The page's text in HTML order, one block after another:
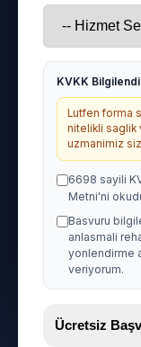
KVKK
Lutfen forma
nitelikli saglik
uzmanimiz
6698 sayili
Metni'ni
Basvuru
anlasmali
yonlendirme
veriyorum.
Ücretsiz